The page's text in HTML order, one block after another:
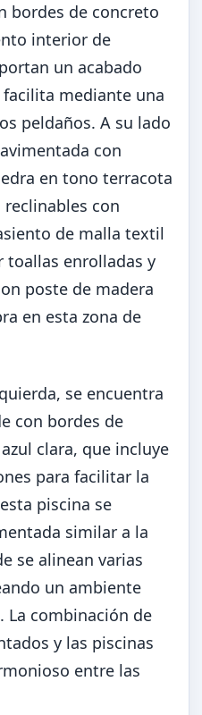
bordes de concreto
interior de
un acabado
facilita mediante una
peldaños. A su lado
con
en tono terracota
con
de malla textil
toallas enrolladas y
poste de madera
en esta zona de
se encuentra
con bordes de
clara, que incluye
para facilitar la
piscina se
similar a la
se alinean varias
un ambiente
La combinación de
y las piscinas
entre las